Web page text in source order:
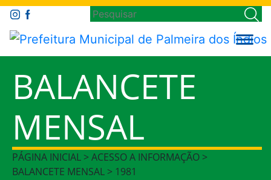
BALANCETE
MENSAL
PÁGINA INICIAL > ACESSO A INFORMAÇÃO >
BALANCETE MENSAL > 1981